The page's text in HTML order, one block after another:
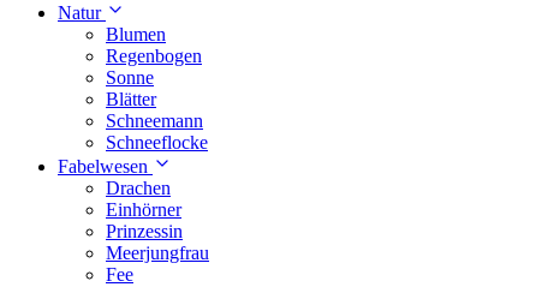
Natur
Blumen
Regenbogen
Sonne
Blätter
Schneemann
Schneeflocke
Fabelwesen
Drachen
Einhörner
Prinzessin
Meerjungfrau
Fee